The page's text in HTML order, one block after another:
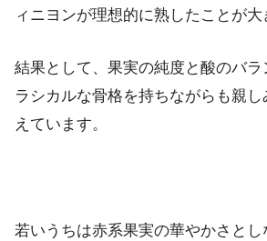
ィニヨンが理想的に熟したことが大
結果として、果実の純度と酸のバラ
ラシカルな骨格を持ちながらも親
えています。
若いうちは赤系果実の華やかさと